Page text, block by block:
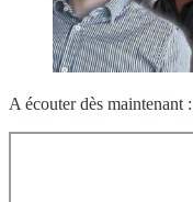
A écouter dès maintenant :